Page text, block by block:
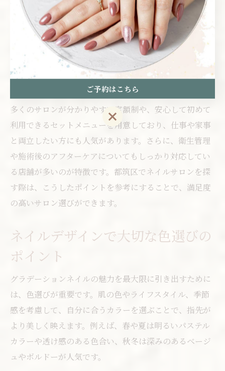
多く集まる人気スポットです。これらのエリアで支持さ
れているサロンの特徴として、駅近でアクセスが良いこ
とや、明るく落ち着いた雰囲気の店内、経験豊富なスタ
ッフによる丁寧なカウンセリングが挙げられます。ま
た、シンプルからトレンドを意識したデザインまで幅広
く対応可能なことも魅力です。
多くのサロンが分かりやすい定額制や、安心して初めて
利用できるセットメニューを用意しており、仕事や家事
と両立したい方にも人気があります。さらに、衛生管理
や施術後のアフターケアについてもしっかり対応してい
る店舗が多いのが特徴です。都筑区でネイルサロンを探
す際は、こうしたポイントを参考にすることで、満足度
の高いサロン選びができます。
ネイルデザインで大切な色選びの
ポイント
グラデーションネイルの魅力を最大限に引き出すために
は、色選びが重要です。肌の色やライフスタイル、季節
感を考慮して、自分に合うカラーを選ぶことで、指先が
より美しく映えます。例えば、春や夏は明るいパステル
カラーや透け感のある色合い、秋冬は深みのあるベージ
ュやボルドーが人気です。
ご予約はこちら
ご予約はこちら